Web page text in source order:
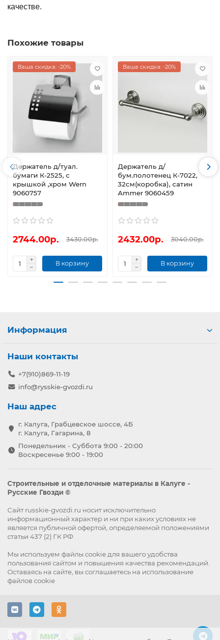
качестве.
Похожие товары
Ваша скидка: -20%
Держатель д/туал.
бумаги К-2525, с
крышкой ,хром Wern
9060757
2744.00р. 3430.00р.
В корзину
Ваша скидка: -20%
Держатель д/
бум.полотенец К-7022,
32см(коробка), сатин
Ammer 9060459
2432.00р. 3040.00р.
В корзину
Информация
Наши контакты
+7(910)869-11-19
info@rysskie-gvozdi.ru
Наш адрес
г. Калуга, Грабцевское шоссе, 4Б
г. Калуга, Гагарина, 8
Понедельник - Суббота 9:00 - 20:00
Воскресенье 9:00 - 19:00
Строительные и отделочные материалы в Калуге -
Русские Гвозди ©
Сайт russkie-gvozdi.ru носит исключительно
информационный характер и ни при каких условиях не
является публичной офертой, определяемой положениями
статьи 437 (2) ГК РФ
Мы используем файлы cookie для вашего удобства
пользования сайтом и повышения качества рекомендаций.
Оставаясь на сайте, вы соглашаетесь на использование
файлов cookie